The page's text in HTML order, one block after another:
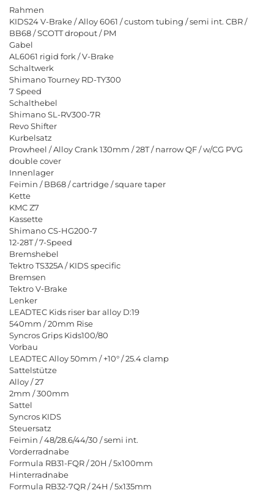
Rahmen
KIDS24 V-Brake / Alloy 6061 / custom tubing / semi int. CBR /
BB68 / SCOTT dropout / PM
Gabel
AL6061 rigid fork / V-Brake
Schaltwerk
Shimano Tourney RD-TY300
7 Speed
Schalthebel
Shimano SL-RV300-7R
Revo Shifter
Kurbelsatz
Prowheel / Alloy Crank 130mm / 28T / narrow QF / w/CG PVG
double cover
Innenlager
Feimin / BB68 / cartridge / square taper
Kette
KMC Z7
Kassette
Shimano CS-HG200-7
12-28T / 7-Speed
Bremshebel
Tektro TS325A / KIDS specific
Bremsen
Tektro V-Brake
Lenker
LEADTEC Kids riser bar alloy D:19
540mm / 20mm Rise
Syncros Grips Kids100/80
Vorbau
LEADTEC Alloy 50mm / +10° / 25.4 clamp
Sattelstütze
Alloy / 27
2mm / 300mm
Sattel
Syncros KIDS
Steuersatz
Feimin / 48/28.6/44/30 / semi int.
Vorderradnabe
Formula RB31-FQR / 20H / 5x100mm
Hinterradnabe
Formula RB32-7QR / 24H / 5x135mm